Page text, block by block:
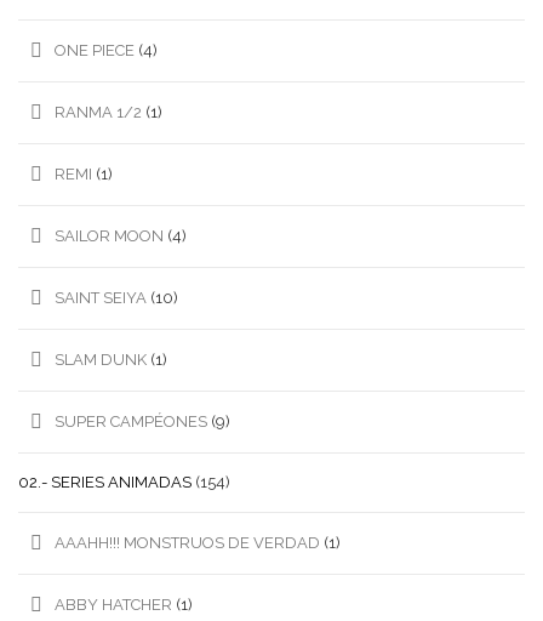
ONE PIECE (4)
RANMA 1/2 (1)
REMI (1)
SAILOR MOON (4)
SAINT SEIYA (10)
SLAM DUNK (1)
SUPER CAMPÉONES (9)
02.- SERIES ANIMADAS (154)
AAAHH!!! MONSTRUOS DE VERDAD (1)
ABBY HATCHER (1)